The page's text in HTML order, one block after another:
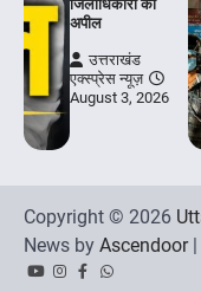
जिलाधिकारी की
अपील
उत्तराखंड
एक्स्प्रेस न्यूज़
August 3, 2026
Copyright © 2026
News by Ascendoor|
YouTubeInstagram
Facebook
Whatsapp